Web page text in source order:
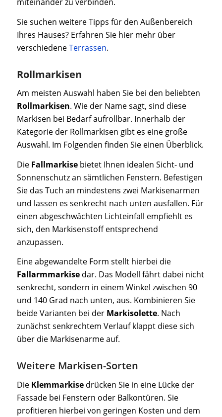
Sie suchen weitere Tipps für den Außenbereich
Ihres Hauses? Erfahren Sie hier mehr über
verschiedeneTerrassen.
Rollmarkisen
Am meisten Auswahl haben Sie bei den beliebten
Rollmarkisen. Wie der Name sagt, sind diese
Markisen bei Bedarf aufrollbar. Innerhalb der
Kategorie der Rollmarkisen gibt es eine große
Auswahl. Im Folgenden finden Sie einen Überblick.
Die Fallmarkise bietet Ihnen idealen Sicht- und
Sonnenschutz an sämtlichen Fenstern. Befestigen
Sie das Tuch an mindestens zwei Markisenarmen
und lassen es senkrecht nach unten ausfallen. Für
einen abgeschwächten Lichteinfall empfiehlt es
sich, den Markisenstoff entsprechend
anzupassen.
Eine abgewandelte Form stellt hierbei die
Fallarmmarkisedar. Das Modell fährt dabei nicht
senkrecht, sondern in einem Winkel zwischen 90
und 140 Grad nach unten, aus. Kombinieren Sie
beide Varianten bei der Markisolette. Nach
zunächst senkrechtem Verlauf klappt diese sich
über die Markisenarme auf.
Weitere Markisen-Sorten
DieKlemmarkise drücken Sie in eine Lücke der
Fassade bei Fenstern oder Balkontüren. Sie
profitieren hierbei von geringen Kosten und dem